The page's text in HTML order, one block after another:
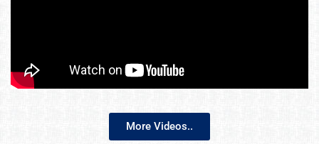
More Videos..